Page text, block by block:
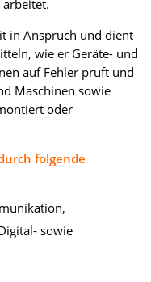
in Anspruch und dient
wie er Geräte- und
auf Fehler prüft und
Maschinen sowie
oder
folgende
sowie